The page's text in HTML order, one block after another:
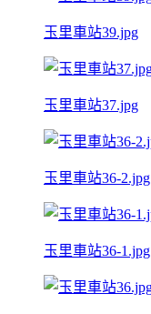
玉里車站39.jpg
玉里車站37.jpg
玉里車站36-2.jpg
玉里車站36-1.jpg